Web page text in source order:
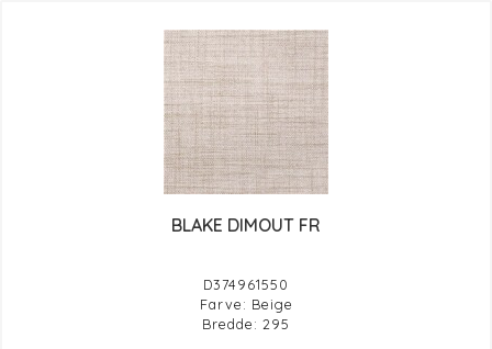
BLAKE DIMOUT FR
D374961550
Farve: Beige
Bredde: 295